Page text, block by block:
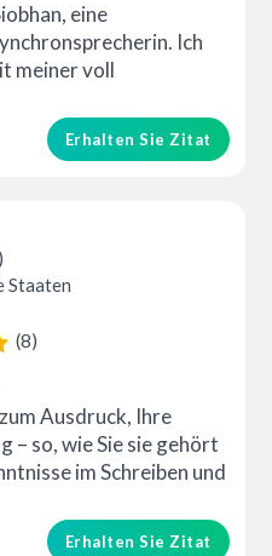
eine
Ich
meiner voll
Erhalten Sie Zitat
Staaten
(8)
Ausdruck, Ihre
– so, wie Sie sie gehört
im Schreiben und
Erhalten Sie Zitat